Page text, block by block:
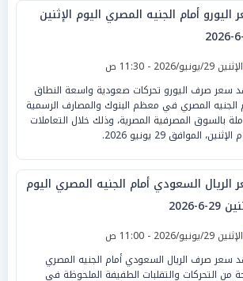
اليورو أمام الجنيه المصري اليوم الإثنين
الإثنين 29/يونيو/2026 - 11:30 ص
سعر صرف اليورو تحركات صعودية واسعة النطاق
الجنيه المصري في معظم البنوك والمصارف الرسمية
بالسوق المصرفية المصرية، وذلك خلال التعاملات
الموافق 29 يونيو 2026.
الريال السعودي أمام الجنيه المصري اليوم
6-2026
الإثنين 29/يونيو/2026 - 11:00 ص
سعر صرف الريال السعودي أمام الجنيه المصري
من التحركات والتقلبات الطفيفة الملحوظة في